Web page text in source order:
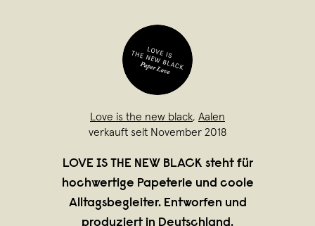
Love is the new black, Aalen
verkauft seit November 2018
LOVE IS THE NEW BLACK steht für
hochwertige Papeterie und coole
Alltagsbegleiter. Entworfen und
produziert in Deutschland.